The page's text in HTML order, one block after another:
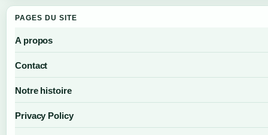
PAGES DU SITE
A propos
Contact
Notre histoire
Privacy Policy